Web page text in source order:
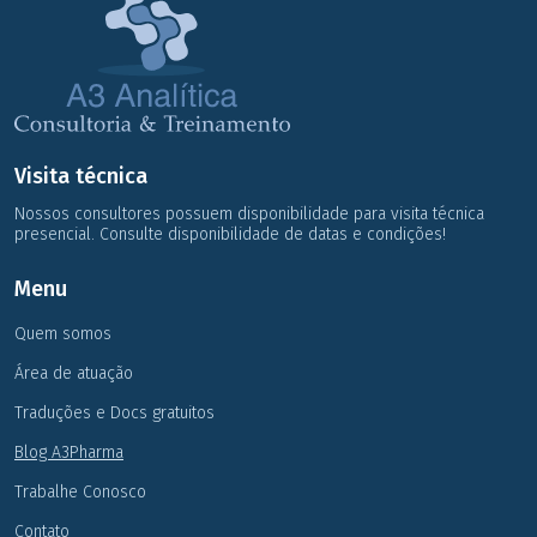
Visita técnica
Nossos consultores possuem disponibilidade para visita técnica
presencial. Consulte disponibilidade de datas e condições!
Menu
Quem somos
Área de atuação
Traduções e Docs gratuitos
Blog A3Pharma
Trabalhe Conosco
Contato